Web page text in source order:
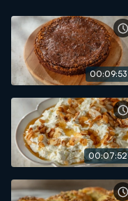
00:09:53
00:07:52